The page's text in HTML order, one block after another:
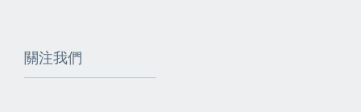
關注我們